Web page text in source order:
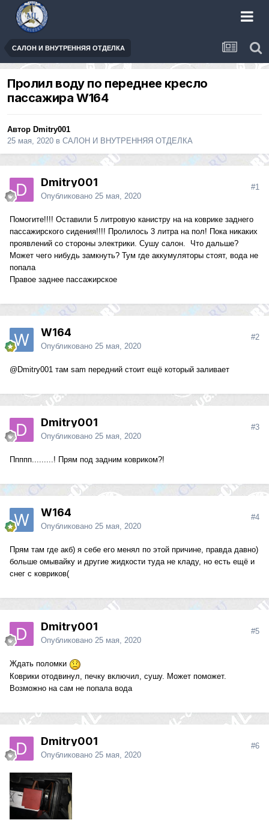
САЛОН И ВНУТРЕННЯЯ ОТДЕЛКА
Пролил воду по переднее кресло
пассажира W164
Автор Dmitry001
25 мая, 2020 в САЛОН И ВНУТРЕННЯЯ ОТДЕЛКА
Dmitry001
Опубликовано 25 мая, 2020
#1
Помогите!!!! Оставили 5 литровую канистру на на коврике заднего
пассажирского сидения!!!! Пролилось 3 литра на пол! Пока никаких
проявлений со стороны электрики. Сушу салон. Что дальше?
Может чего нибудь замкнуть? Тум где аккумуляторы стоят, вода не
попала
Правое заднее пассажирское
W164
Опубликовано 25 мая, 2020
#2
@Dmitry001 там sam передний стоит ещё который заливает
Dmitry001
Опубликовано 25 мая, 2020
#3
Ппппп.........! Прям под задним ковриком?!
W164
Опубликовано 25 мая, 2020
#4
Прям там где акб) я себе его менял по этой причине, правда давно)
больше омывайку и другие жидкости туда не кладу, но есть ещё и
снег с ковриков(
Dmitry001
Опубликовано 25 мая, 2020
#5
Ждать поломки
Коврики отодвинул, печку включил, сушу. Может поможет.
Возможно на сам не попала вода
Dmitry001
Опубликовано 25 мая, 2020
#6